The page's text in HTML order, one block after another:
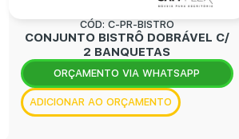
CÓD: C-PR-BISTRO
CONJUNTO BISTRÔ DOBRÁVEL C/
2 BANQUETAS
ORÇAMENTO VIA WHATSAPP
ADICIONAR AO ORÇAMENTO